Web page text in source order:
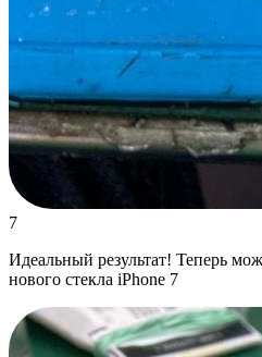
7
Идеальный результат! Теперь
нового стекла iPhone 7